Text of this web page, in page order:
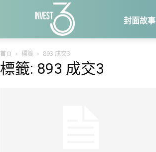
封面故事
首頁 標籤 893 成交3
標籤: 893 成交3